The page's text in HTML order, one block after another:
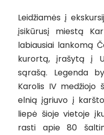
Leidžiamės į
įsikūrusį miestą
labiausiai lankomą
kurortą, įrašytą į
sąrašą. Legenda
Karolis IV medžiojo
elnią įgriuvo į
liepė šioje vietoje
rasti apie 80